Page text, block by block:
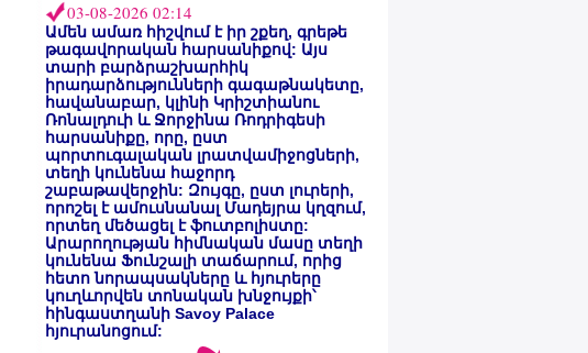
03-08-2026 02:14
Ամեն ամառ հիշվում է իր շքեղ, գրեթե
թագավորական հարսանիքով: Այս
տարի բարձրաշխարհիկ
իրադարձությունների գագաթնակետը,
հավանաբար, կլինի Կրիշտիանու
Ռոնալդուի և Ջորջինա Ռոդրիգեսի
հարսանիքը, որը, ըստ
պորտուգալական լրատվամիջոցների,
տեղի կունենա հաջորդ
շաբաթավերջին: Զույգը, ըստ լուրերի,
որոշել է ամուսնանալ Մադեյրա կղզում,
որտեղ մեծացել է ֆուտբոլիստը:
Արարողության հիմնական մասը տեղի
կունենա Ֆունշալի տաճարում, որից
հետո նորապսակները և հյուրերը
կուղևորվեն տոնական խնջույքի՝
հինգաստղանի Savoy Palace
հյուրանոցում: